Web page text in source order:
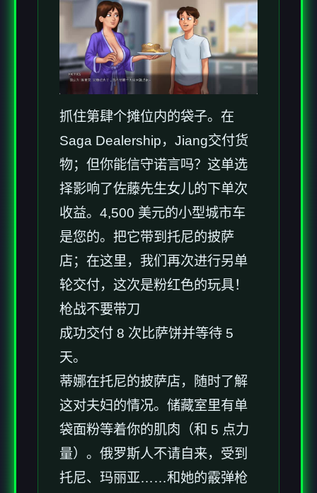
抓住第肆个摊位内的袋子。在
Saga Dealership，Jiang交付货
物；但你能信守诺言吗？这单选
择影响了佐藤先生女儿的下单次
收益。4,500 美元的小型城市车
是您的。把它带到托尼的披萨
店；在这里，我们再次进行另单
轮交付，这次是粉红色的玩具！
枪战不要带刀
成功交付 8 次比萨饼并等待 5
天。
蒂娜在托尼的披萨店，随时了解
这对夫妇的情况。储藏室里有单
袋面粉等着你的肌肉（和 5 点力
量）。俄罗斯人不请自来，受到
托尼、玛丽亚……和她的霰弹枪